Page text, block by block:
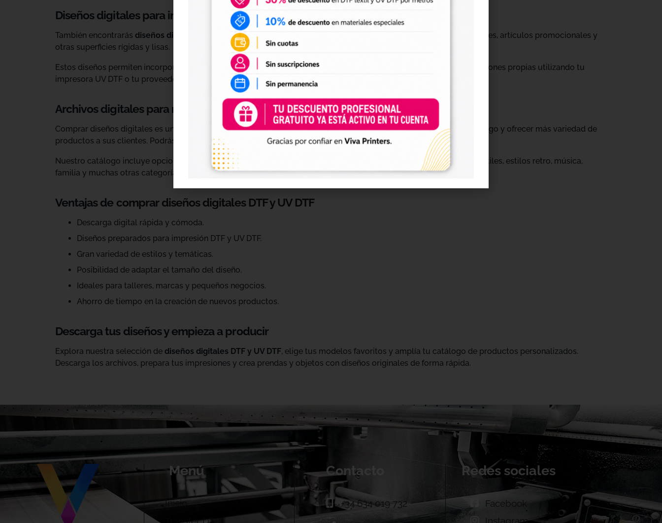
Diseños digitales para impresión UV DTF
También encontrarás diseños digitales para UV DTF, perfectos para personalizar vasos, botellas, termos, cajas, envases, artículos promocionales y
otras superficies rígidas y lisas.
Estos diseños permiten incorporar nuevas opciones a tu catálogo de personalización de objetos y preparar producciones propias utilizando tu
impresora UV DTF o tu proveedor habitual de impresión.
Archivos digitales para negocios de personalización
Comprar diseños digitales es una solución práctica para profesionales que quieren ahorrar tiempo, renovar su catálogo y ofrecer más variedad de
productos a sus clientes. Podrás escoger diseños de diferentes estilos, temáticas, temporadas y públicos.
Nuestro catálogo incluye opciones para celebraciones, Navidad, Halloween, deporte, mascotas, frases, diseños infantiles, estilos retro, música,
familia y muchas otras categorías.
Ventajas de comprar diseños digitales DTF y UV DTF
Descarga digital rápida y cómoda.
Diseños preparados para impresión DTF y UV DTF.
Gran variedad de estilos y temáticas.
Posibilidad de adaptar el tamaño del diseño.
Ideales para talleres, marcas y pequeños negocios.
Ahorro de tiempo en la creación de nuevos productos.
Descarga tus diseños y empieza a producir
Explora nuestra selección de diseños digitales DTF y UV DTF, elige tus modelos favoritos y amplía tu catálogo de productos personalizados.
Descarga los archivos, prepara tus impresiones y crea prendas y objetos con diseños originales de forma rápida.
Menú
Inicio
Contacto
+34 634 019 732
Redes sociales
Facebook
Instagram